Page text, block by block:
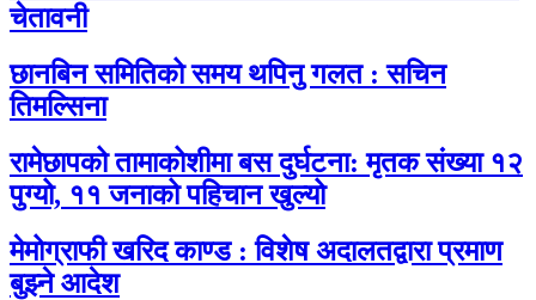
चेतावनी
छानबिन समितिको समय थपिनु गलत : सचिन
तिमल्सिना
रामेछापको तामाकोशीमा बस दुर्घटना: मृतक संख्या १२
पुग्यो, ११ जनाको पहिचान खुल्यो
मेमोग्राफी खरिद काण्ड : विशेष अदालतद्वारा प्रमाण
बुझ्ने आदेश